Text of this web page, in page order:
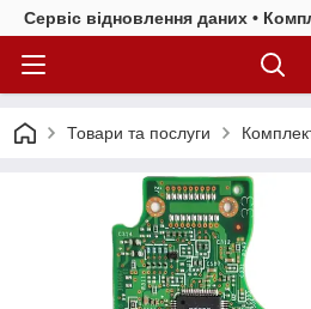
Сервіс відновлення даних •
Товари та послуги